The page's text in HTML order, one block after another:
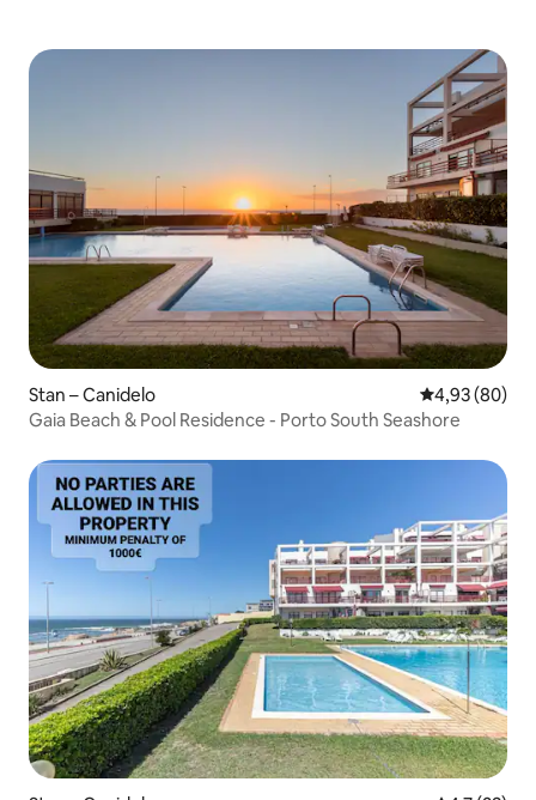
Stan – Canidelo Prosječna
4,93 (80)
Gaia Beach & Pool Residence - Porto South Seashore